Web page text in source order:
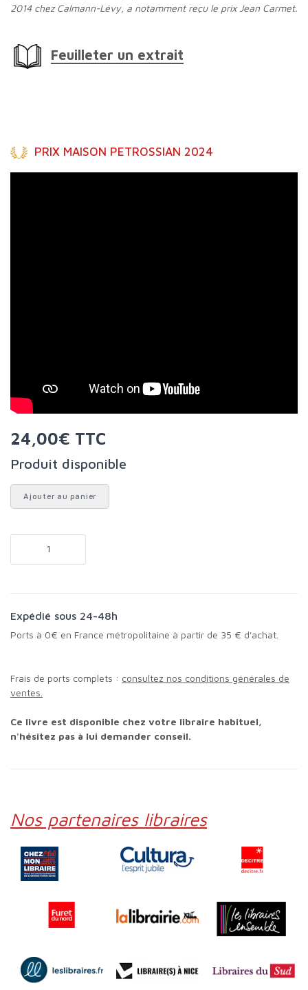
2014 chez Calmann-Lévy, a notamment reçu le prix Jean Carmet.
Feuilleter un extrait
PRIX MAISON PETROSSIAN 2024
24,00€ TTC
Produit disponible
Ajouter au panier
Expédié sous 24-48h
Ports à 0€ en France métropolitaine à partir de 35 € d'achat.
Frais de ports complets : consultez nos conditions générales de
ventes.
Ce livre est disponible chez votre libraire habituel,
n'hésitez pas à lui demander conseil.
Nos partenaires libraires